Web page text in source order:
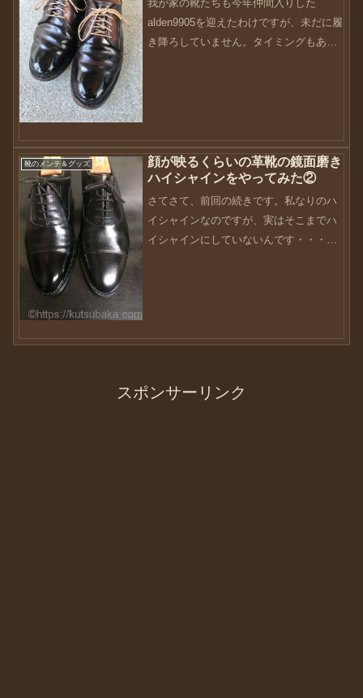
我が家の靴たちも今年仲間入りした
alden9905を迎えたわけですが、未だに履
き降ろしていません。タイミングもある
靴のメンテ＆グッズ
顔が映るくらいの革靴の鏡面磨き
ハイシャインをやってみた②
さてさて、前回の続きです。私なりのハ
イシャインなのですが、実はそこまでハ
イシャインにしていないんです・・・理
スポンサーリンク